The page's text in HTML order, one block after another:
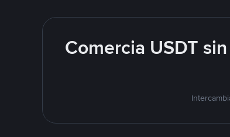
Comercia USDT